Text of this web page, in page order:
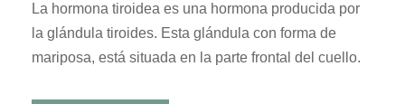
La hormona tiroidea es una hormona producida por
la glándula tiroides. Esta glándula con forma de
mariposa, está situada en la parte frontal del cuello.